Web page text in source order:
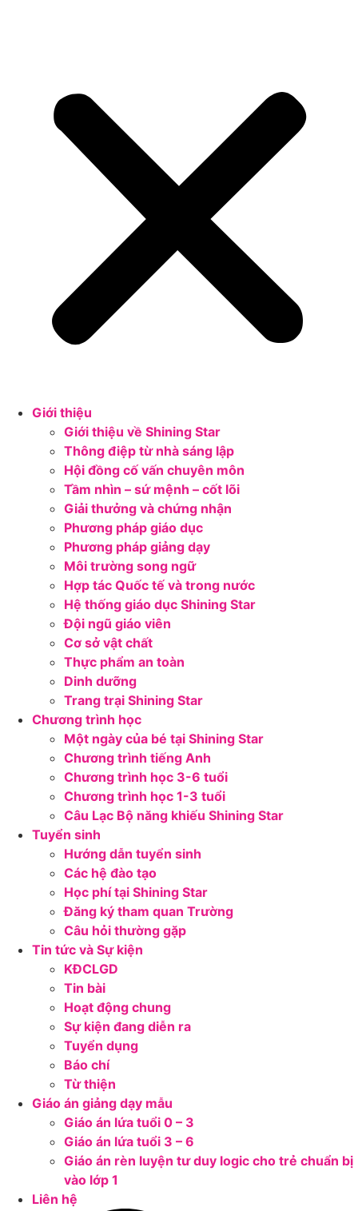
Giới thiệu
Giới thiệu về Shining Star
Thông điệp từ nhà sáng lập
Hội đồng cố vấn chuyên môn
Tầm nhìn – sứ mệnh – cốt lõi
Giải thưởng và chứng nhận
Phương pháp giáo dục
Phương pháp giảng dạy
Môi trường song ngữ
Hợp tác Quốc tế và trong nước
Hệ thống giáo dục Shining Star
Đội ngũ giáo viên
Cơ sở vật chất
Thực phẩm an toàn
Dinh dưỡng
Trang trại Shining Star
Chương trình học
Một ngày của bé tại Shining Star
Chương trình tiếng Anh
Chương trình học 3-6 tuổi
Chương trình học 1-3 tuổi
Câu Lạc Bộ năng khiếu Shining Star
Tuyển sinh
Hướng dẫn tuyển sinh
Các hệ đào tạo
Học phí tại Shining Star
Đăng ký tham quan Trường
Câu hỏi thường gặp
Tin tức và Sự kiện
KĐCLGD
Tin bài
Hoạt động chung
Sự kiện đang diễn ra
Tuyển dụng
Báo chí
Từ thiện
Giáo án giảng dạy mẫu
Giáo án lứa tuổi 0 – 3
Giáo án lứa tuổi 3 – 6
Giáo án rèn luyện tư duy logic cho trẻ chuẩn bị
vào lớp 1
Liên hệ